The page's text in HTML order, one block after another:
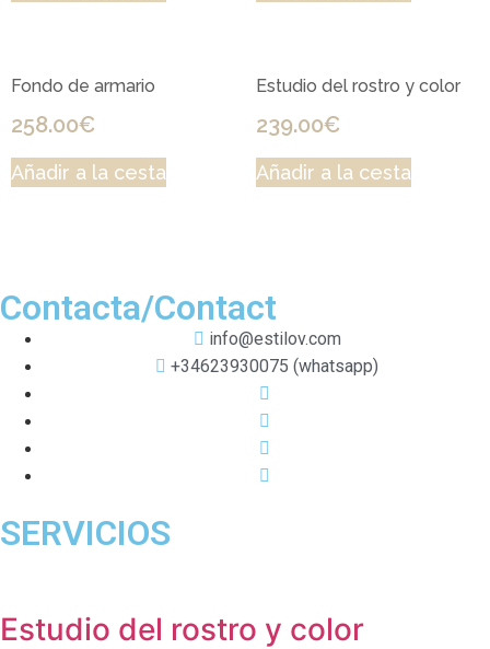
Fondo de armario
258.00€
Añadir a la cesta
Estudio del rostro y color
239.00€
Añadir a la cesta
Contacta/Contact
info@estilov.com
+34623930075 (whatsapp)
SERVICIOS
Estudio del rostro y color